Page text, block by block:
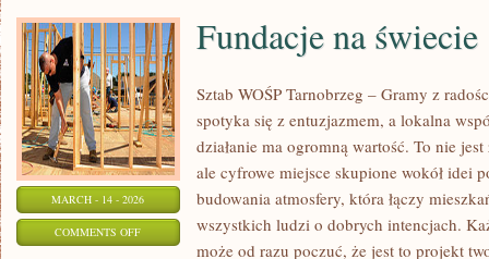
MARCH - 14 - 2026
COMMENTS OFFON
Fundacje na świecie
Sztab WOŚP Tarnobrzeg – Gramy z
spotyka się z entuzjazmem, a lokalna
działanie ma ogromną wartość. To nie
ale cyfrowe miejsce skupione wokół idei
budowania atmosfery, która łączy
wszystkich ludzi o dobrych intencjach.
może od razu poczuć, że jest to projekt